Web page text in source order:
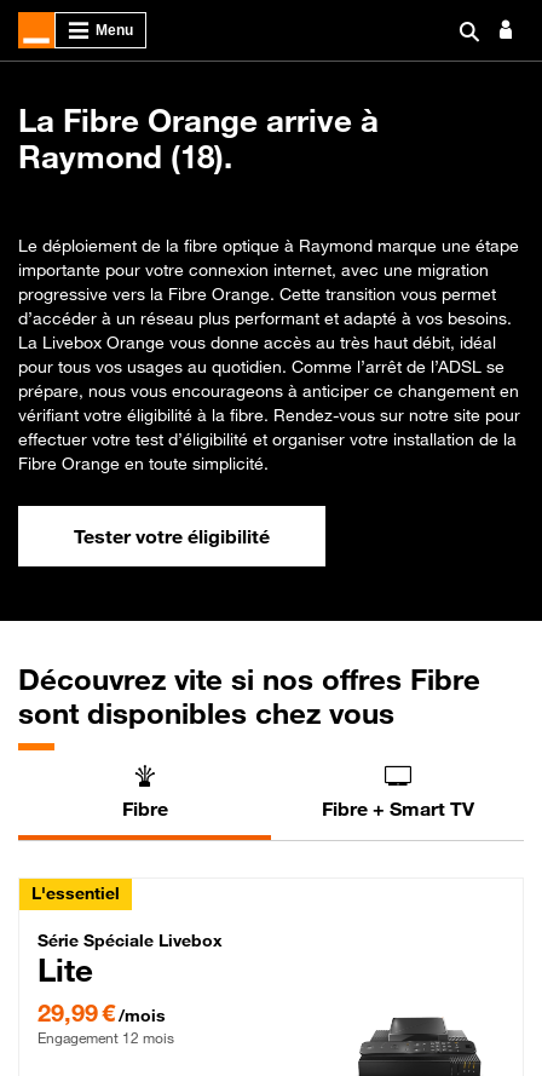
La Fibre Orange arrive à
Raymond (18).
Le déploiement de la fibre optique à Raymond marque une étape
importante pour votre connexion internet, avec une migration
progressive vers la Fibre Orange. Cette transition vous permet
d’accéder à un réseau plus performant et adapté à vos besoins.
La Livebox Orange vous donne accès au très haut débit, idéal
pour tous vos usages au quotidien. Comme l’arrêt de l’ADSL se
prépare, nous vous encourageons à anticiper ce changement en
vérifiant votre éligibilité à la fibre. Rendez-vous sur notre site pour
effectuer votre test d’éligibilité et organiser votre installation de la
Fibre Orange en toute simplicité.
Tester votre éligibilité
Découvrez vite si nos offres Fibre
sont disponibles chez vous
Fibre Fibre + Smart TV
L'essentiel
Série Spéciale Livebox Lite Fibre
Série Spéciale Livebox
Lite
29,99 €/mois
Engagement 12 mois